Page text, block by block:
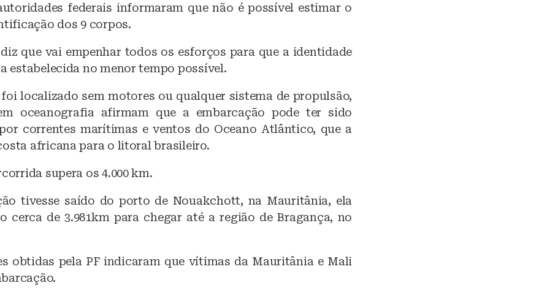
federais informaram que não é possível estimar o
dos 9 corpos.
que vai empenhar todos os esforços para que a identidade
estabelecida no menor tempo possível.
localizado sem motores ou qualquer sistema de propulsão,
oceanografia afirmam que a embarcação pode ter sido
correntes marítimas e ventos do Oceano Atlântico, que a
africana para o litoral brasileiro.
supera os 4.000 km.
tivesse saído do porto de Nouakchott, na Mauritânia, ela
cerca de 3.981km para chegar até a região de Bragança, no
obtidas pela PF indicaram que vítimas da Mauritânia e Mali